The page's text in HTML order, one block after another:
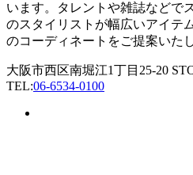
います。タレントや雑誌などで
のスタイリストが幅広いアイテ
のコーディネートをご提案いた
大阪市西区南堀江1丁目25-20
TEL:06-6534-0100